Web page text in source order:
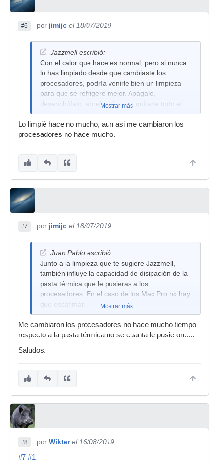
#6 por jimijo el 18/07/2019
Jazzmell escribió:
Con el calor que hace es normal, pero si nunca
lo has limpiado desde que cambiaste los
procesadores, podría venirle bien un limpieza
para que se refrigere mejor. Apágalo,
desenchúfalo, ábrelo e intenta quitarle todo el
polvo que puedas, con cuidado de no dañar
nada. Igual consigues que se caliente menos y
haga menos ruido.
Mostrar más
Lo limpié hace no mucho, aun asi me cambiaron los
procesadores no hace mucho.
#7 por jimijo el 18/07/2019
Juan Pablo escribió:
Junto a la limpieza que te sugiere Jazzmell,
también influye la capacidad de disipación de la
pasta térmica que le pusieras a los
procesadores. En el caso de los Mac Pro no hay
que escatimar.
Mostrar más
Me cambiaron los procesadores no hace mucho tiempo,
respecto a la pasta térmica no se cuanta le pusieron.....
Saludos.
#8 por Wikter el 16/08/2019
#7 #1